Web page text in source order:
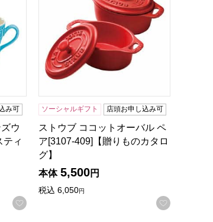
み可
ウ
ティ
お気に入りに登録する
ソーシャルギフト 店頭お申し込み可
ストウブ ココットオーバル ペ
ア[3107-409]【贈りものカタロ
グ】
本体 5,500円
税込 6,050円
お気に入